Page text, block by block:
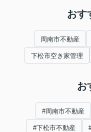
おす
周南市不動産
下松市空き家管理
お
#周南市不動産
#下松市不動産